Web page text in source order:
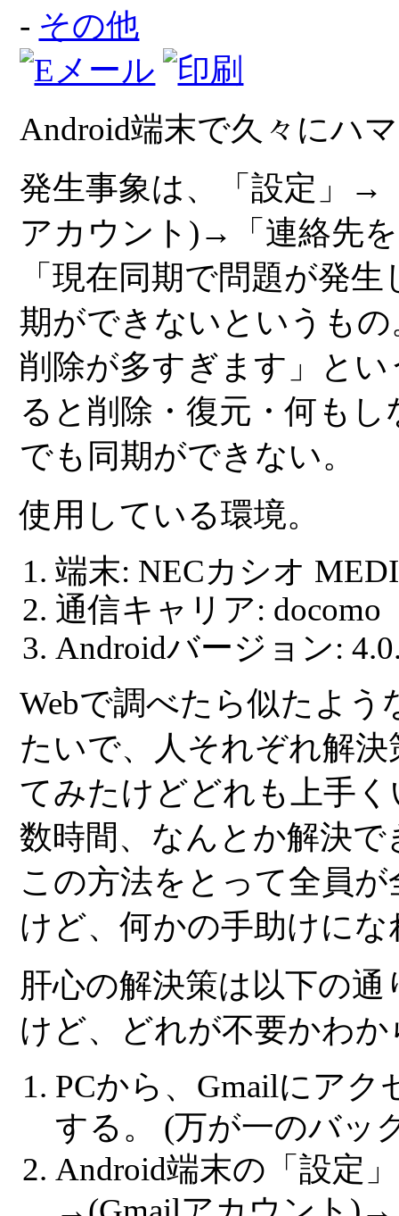
- その他
Android端末で久々にハ
発生事象は、「設定」→
アカウント)→「連絡先
「現在同期で問題が発
期ができないというも
削除が多すぎます」と
ると削除・復元・何も
でも同期ができない。
使用している環境。
端末: NECカシオ
通信キャリア: docomo
Androidバージョン:
Webで調べたら似たよ
たいで、人それぞれ解
てみたけどどれも上手
数時間、なんとか解決
この方法をとって全員
けど、何かの手助けにな
肝心の解決策は以下の
けど、どれが不要かわ
PCから、Gmailにア
する。 (万が一のバッ
Android端末の「設定